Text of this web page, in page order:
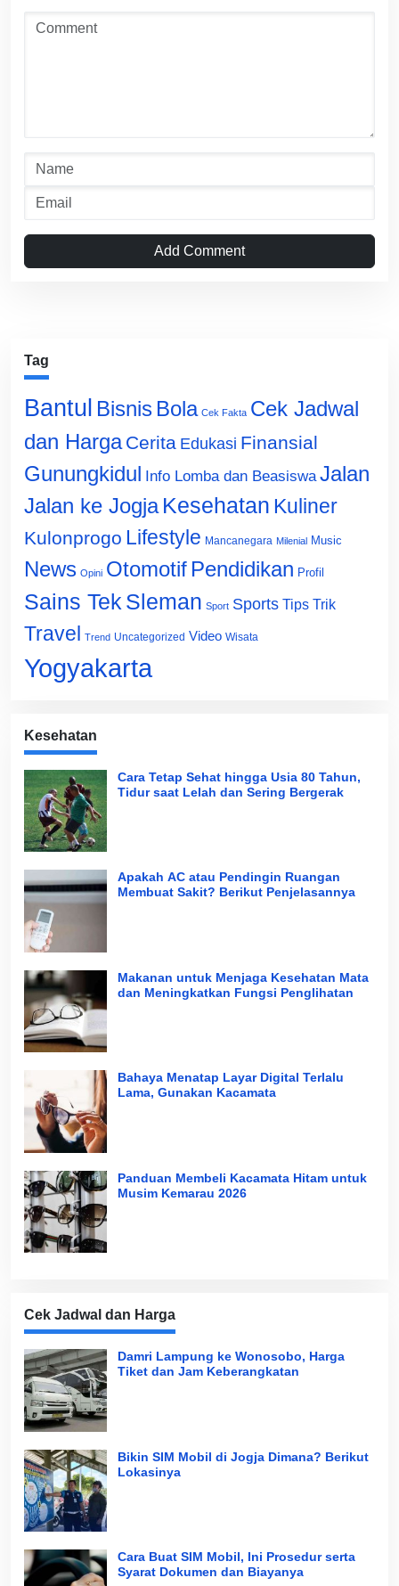
Add Comment
Tag
Bantul Bisnis Bola Cek Fakta Cek Jadwal
dan Harga Cerita Edukasi Finansial
Gunungkidul Info Lomba dan Beasiswa Jalan
Jalan ke Jogja Kesehatan Kuliner
Kulonprogo Lifestyle Mancanegara Milenial Music
News Opini Otomotif Pendidikan Profil
Sains Tek Sleman Sport Sports Tips Trik
Travel Trend Uncategorized Video Wisata
Yogyakarta
Kesehatan
Cara Tetap Sehat hingga Usia 80 Tahun,
Tidur saat Lelah dan Sering Bergerak
Apakah AC atau Pendingin Ruangan
Membuat Sakit? Berikut Penjelasannya
Makanan untuk Menjaga Kesehatan Mata
dan Meningkatkan Fungsi Penglihatan
Bahaya Menatap Layar Digital Terlalu
Lama, Gunakan Kacamata
Panduan Membeli Kacamata Hitam untuk
Musim Kemarau 2026
Cek Jadwal dan Harga
Damri Lampung ke Wonosobo, Harga
Tiket dan Jam Keberangkatan
Bikin SIM Mobil di Jogja Dimana? Berikut
Lokasinya
Cara Buat SIM Mobil, Ini Prosedur serta
Syarat Dokumen dan Biayanya